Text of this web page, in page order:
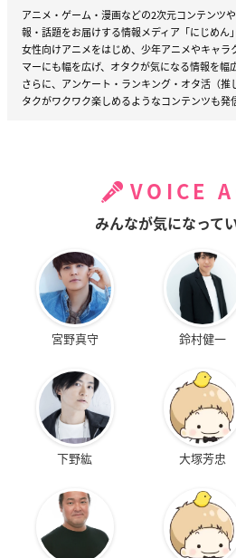
アニメ・ゲーム・漫画などの2次元コンテンツ
報・話題をお届けする情報メディア「にじめん
女性向けアニメをはじめ、少年アニメやキャラ
マーにも幅を広げ、オタクが気になる情報を幅
さらに、アンケート・ランキング・オタ活（推
タクがワクワク楽しめるようなコンテンツも発
VOICE
みんなが気になって
宮野真守 鈴村健一
下野紘 大塚芳忠